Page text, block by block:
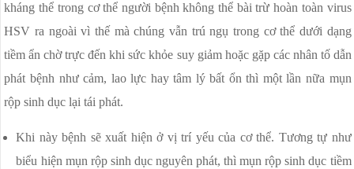
kháng thể trong cơ thể người bệnh không thể bài trừ hoàn toàn virus
HSV ra ngoài vì thế mà chúng vẫn trú ngụ trong cơ thể dưới dạng
tiềm ẩn chờ trực đến khi sức khỏe suy giảm hoặc gặp các nhân tố dẫn
phát bệnh như cảm, lao lực hay tâm lý bất ổn thì một lần nữa mụn
rộp sinh dục lại tái phát.
Khi này bệnh sẽ xuất hiện ở vị trí yếu của cơ thể. Tương tự như
biểu hiện mụn rộp sinh dục nguyên phát, thì mụn rộp sinh dục tiềm